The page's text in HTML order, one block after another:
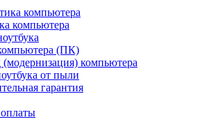
компьютера
компьютера
(ПК)
компьютера
от пыли
гарантия